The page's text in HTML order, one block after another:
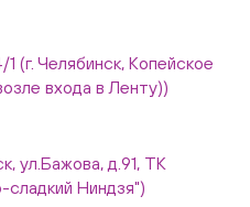
(г. Челябинск, Копейское
входа в Ленту))
ул.Бажова, д.91, ТК
сладкий Ниндзя")